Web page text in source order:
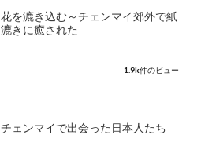
花を漉き込む～チェンマイ郊外で紙
漉きに癒された
1.9k件のビュー
チェンマイで出会った日本人たち